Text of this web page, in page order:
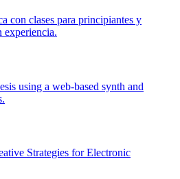
con clases para principiantes y
experiencia.
using a web-based synth and
Strategies for Electronic